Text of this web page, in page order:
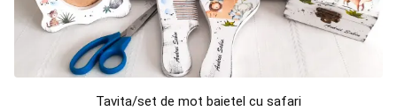
Tavita/set de mot baietel cu safari